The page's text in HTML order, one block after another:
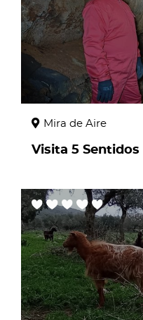
Mira de Aire
Visita 5 Sentidos
page